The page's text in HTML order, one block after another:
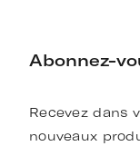
Abonnez-
Recevez dans
nouveaux